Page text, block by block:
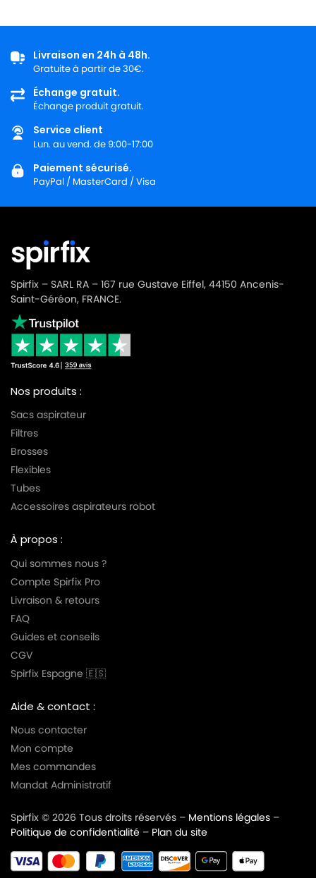
Livraison en 24h à 48h.
Gratuite à partir de 30€.
Échange gratuit.
Échange produit gratuit.
Service client
Lun. au vend. de 9:00-17:00
Paiement sécurisé.
PayPal / MasterCard / Visa
Spirfix – SARL RA – 167 rue Gustave Eiffel, 44150 Ancenis-
Saint-Géréon, FRANCE.
Nos produits :
Sacs aspirateur
Filtres
Brosses
Flexibles
Tubes
Accessoires aspirateurs robot
À propos :
Qui sommes nous ?
Compte Spirfix Pro
Livraison & retours
FAQ
Guides et conseils
CGV
Spirfix Espagne 🇪🇸
Aide & contact :
Nous contacter
Mon compte
Mes commandes
Mandat Administratif
Spirfix © 2026 Tous droits réservés – Mentions légales –
Politique de confidentialité – Plan du site